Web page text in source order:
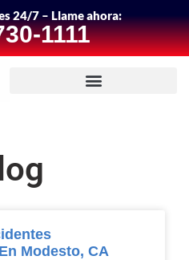
24/7 – Llame ahora:
1111
Modesto, CA